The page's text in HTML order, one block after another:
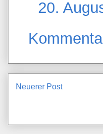
20.
Neuerer Post